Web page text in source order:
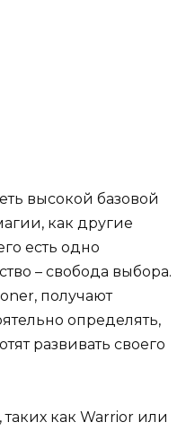
высокой базовой
как другие
есть одно
– свобода выбора.
получают
определять,
развивать своего
таких как Warrior или